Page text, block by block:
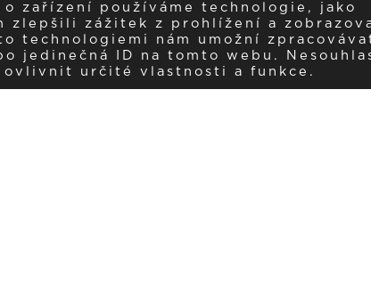
zařízení používáme technologie, jako
zlepšili zážitek z prohlížení a
technologiemi nám umožní
jedinečná ID na tomto webu.
ovlivnit určité vlastnosti a funkce.